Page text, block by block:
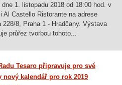
dne 1. listopadu 2018 od 18:00 hod. v
Al Castello Ristorante na adrese
228/8, Praha 1 - Hradčany. Výstava
průřez tvorbou tohoto...
Tesaro připravuje pro své
nový kalendář pro rok 2019